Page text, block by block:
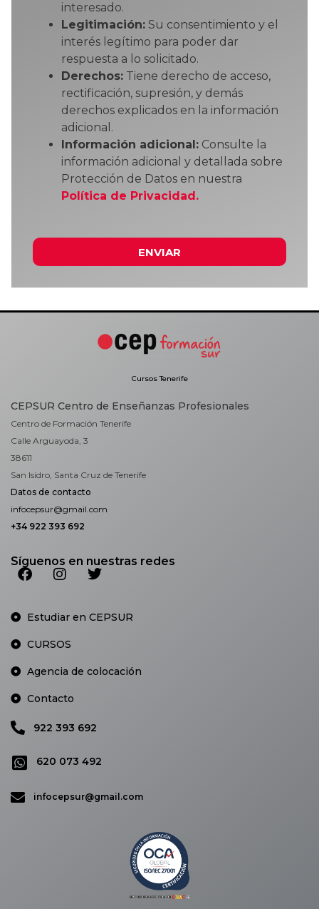
interesado.
Legitimación: Su consentimiento y el
interés legítimo para poder dar
respuesta a lo solicitado.
Derechos: Tiene derecho de acceso,
rectificación, supresión, y demás
derechos explicados en la información
adicional.
Información adicional: Consulte la
información adicional y detallada sobre
Protección de Datos en nuestra
Política de Privacidad.
ENVIAR
Cursos Tenerife
CEPSUR Centro de Enseñanzas Profesionales
Centro de Formación Tenerife
Calle Arguayoda, 3
38611
San Isidro, Santa Cruz de Tenerife
Datos de contacto
infocepsur@gmail.com
+34 922 393 692
Síguenos en nuestras redes
Estudiar en CEPSUR
CURSOS
Agencia de colocación
Contacto
922 393 692
620 073 492
infocepsur@gmail.com